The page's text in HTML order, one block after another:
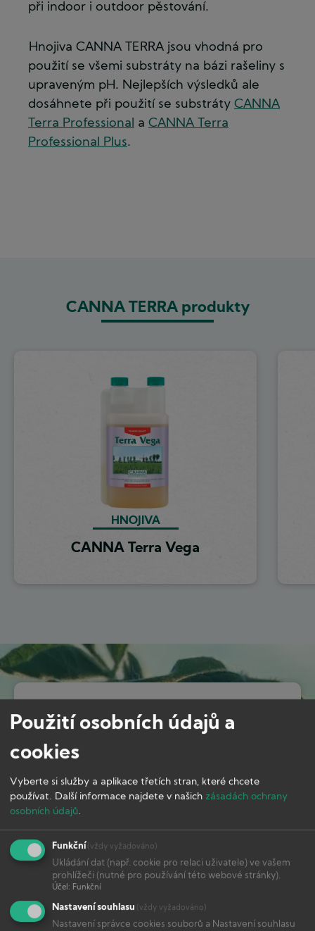
při indoor i outdoor pěstování.
Hnojiva CANNA TERRA jsou vhodná pro
použití se všemi substráty na bázi rašeliny s
upraveným pH. Nejlepších výsledků ale
dosáhnete při použití se substráty CANNA
Terra Professional a CANNA Terra
Professional Plus.
CANNA TERRA produkty
HNOJIVA
CANNA Terra Vega
Doplňující informace
Image
Image
Použití osobních údajů a
cookies
Vyberte si služby a aplikace třetích stran, které chcete
používat. Další informace najdete v našich zásadách ochrany
osobních údajů.
Funkční (vždy vyžadováno)
Ukládání dat (např. cookie pro relaci uživatele) ve vašem
prohlížeči (nutné pro používání této webové stránky).
Účel: Funkční
Nastavení souhlasu (vždy vyžadováno)
Nastavení správce cookies souborů a Nastavení souhlasu